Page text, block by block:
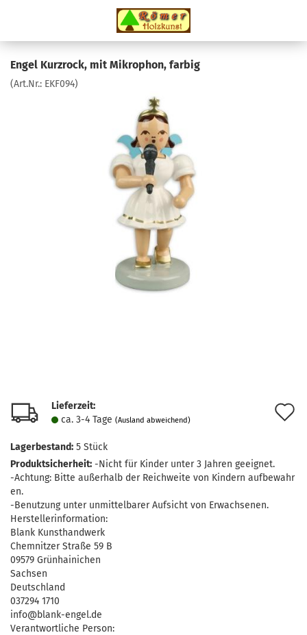
Engel Kurzrock, mit Mikrophon, farbig
(Art.Nr.: EKF094)
Lieferzeit:
ca. 3-4 Tage (Ausland abweichend)
Lagerbestand: 5 Stück
Produktsicherheit: -Nicht für Kinder unter 3 Jahren geeignet.
-Achtung: Bitte außerhalb der Reichweite von Kindern aufbewahr
en.
-Benutzung unter unmittelbarer Aufsicht von Erwachsenen.
Herstellerinformation:
Blank Kunsthandwerk
Chemnitzer Straße 59 B
09579 Grünhainichen
Sachsen
Deutschland
037294 1710
info@blank-engel.de
Verantwortliche Person: